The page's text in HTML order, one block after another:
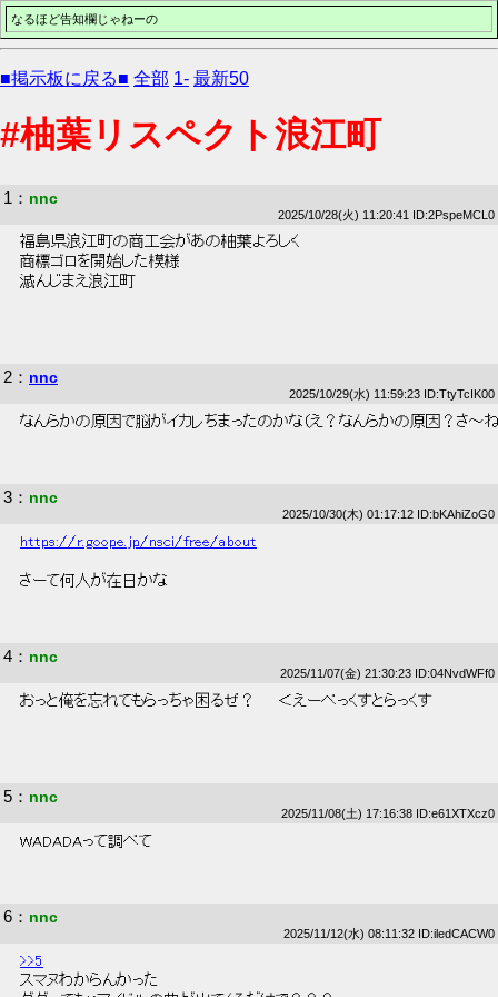
なるほど告知欄じゃねーの
■掲示板に戻る■ 全部 1- 最新50
#柚葉リスペクト浪江町
1 ： nnc
2025/10/28(火) 11:20:41 ID:2PspeMCL0
福島県浪江町の商工会があの柚葉よろしく
商標ゴロを開始した模様
滅んじまえ浪江町
2 ： nnc
2025/10/29(水) 11:59:23 ID:TtyTcIK00
なんらかの原因で脳がイカレちまったのかな（え？なんらかの原因？さ～
3 ： nnc
2025/10/30(木) 01:17:12 ID:bKAhiZoG0
https://r.goope.jp/nsci/free/about
さーて何人が在日かな
4 ： nnc
2025/11/07(金) 21:30:23 ID:04NvdWFf0
おっと俺を忘れてもらっちゃ困るぜ？　　＜えーべっくすとらっくす
5 ： nnc
2025/11/08(土) 17:16:38 ID:e61XTXcz0
WADADAって調べて
6 ： nnc
2025/11/12(水) 08:11:32 ID:iledCACW0
>>5
スマヌわからんかった